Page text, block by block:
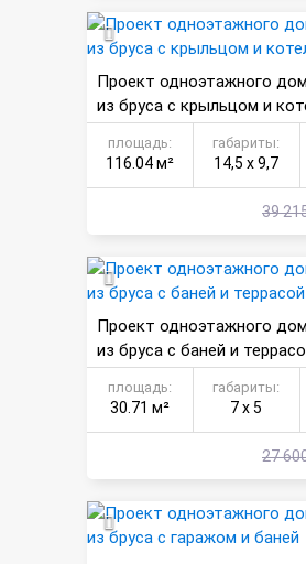
Проект одноэтажного
из бруса с крыльцом и
площадь:
116.04 м²
габариты:
14,5 х 9,7
39
Проект одноэтажного
из бруса с баней и
площадь:
30.71 м²
габариты:
7 х 5
27